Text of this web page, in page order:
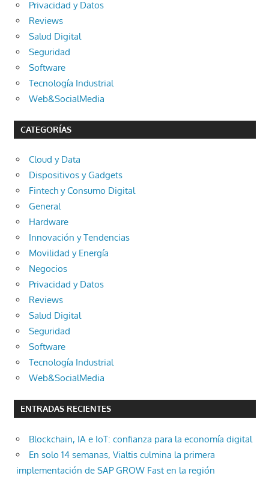
Privacidad y Datos
Reviews
Salud Digital
Seguridad
Software
Tecnología Industrial
Web&SocialMedia
CATEGORÍAS
Cloud y Data
Dispositivos y Gadgets
Fintech y Consumo Digital
General
Hardware
Innovación y Tendencias
Movilidad y Energía
Negocios
Privacidad y Datos
Reviews
Salud Digital
Seguridad
Software
Tecnología Industrial
Web&SocialMedia
ENTRADAS RECIENTES
Blockchain, IA e IoT: confianza para la economía digital
En solo 14 semanas, Vialtis culmina la primera
implementación de SAP GROW Fast en la región